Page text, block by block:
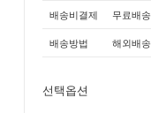
배송비결제
무료배송
배송방법
해외배송
선택옵션